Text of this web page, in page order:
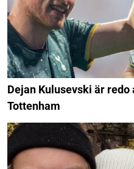
Dejan Kulusevski är
Tottenham